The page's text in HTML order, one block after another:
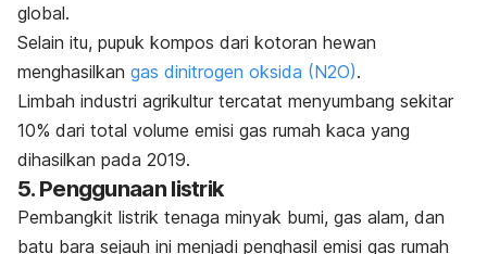
global.
Selain itu, pupuk kompos dari kotoran hewan
menghasilkan gas dinitrogen oksida (N2O).
Limbah industri agrikultur tercatat menyumbang sekitar
10% dari total volume emisi gas rumah kaca yang
dihasilkan pada 2019.
5. Penggunaan listrik
Pembangkit listrik tenaga minyak bumi, gas alam, dan
batu bara sejauh ini menjadi penghasil emisi gas rumah